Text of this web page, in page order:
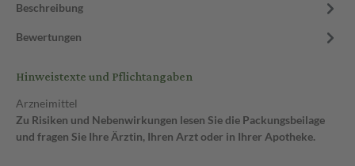
Beschreibung
Bewertungen
Hinweistexte und Pflichtangaben
Arzneimittel
Zu Risiken und Nebenwirkungen lesen Sie die Packungsbeilage
und fragen Sie Ihre Ärztin, Ihren Arzt oder in Ihrer Apotheke.